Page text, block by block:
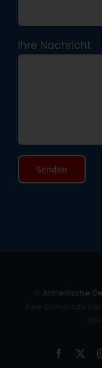
Ihre Nachricht
Armenische
Facebook